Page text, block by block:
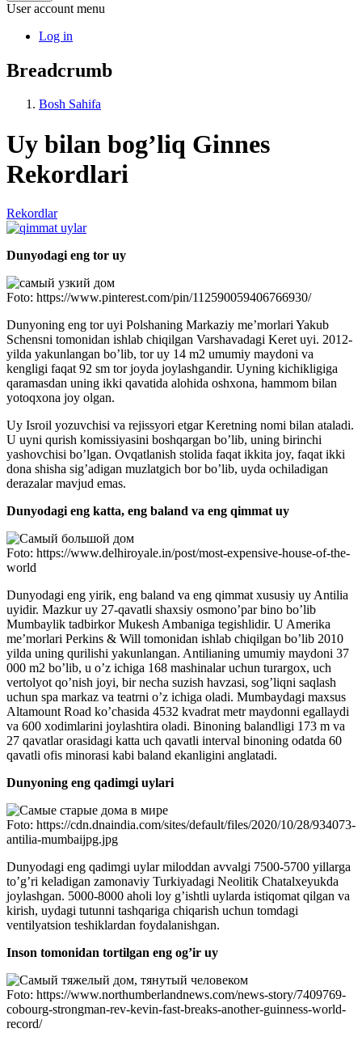
User account menu
Log in
Breadcrumb
Bosh Sahifa
Uy bilan bog’liq Ginnes
Rekordlari
Rekordlar
Dunyodagi eng tor uy
Foto: https://www.pinterest.com/pin/112590059406766930/
Dunyoning eng tor uyi Polshaning Markaziy me’morlari Yakub
Schensni tomonidan ishlab chiqilgan Varshavadagi Keret uyi. 2012-
yilda yakunlangan bo’lib, tor uy 14 m2 umumiy maydoni va
kengligi faqat 92 sm tor joyda joylashgandir. Uyning kichikligiga
qaramasdan uning ikki qavatida alohida oshxona, hammom bilan
yotoqxona joy olgan.
Uy Isroil yozuvchisi va rejissyori etgar Keretning nomi bilan ataladi.
U uyni qurish komissiyasini boshqargan bo’lib, uning birinchi
yashovchisi bo’lgan. Ovqatlanish stolida faqat ikkita joy, faqat ikki
dona shisha sig’adigan muzlatgich bor bo’lib, uyda ochiladigan
derazalar mavjud emas.
Dunyodagi eng katta, eng baland va eng qimmat uy
Foto: https://www.delhiroyale.in/post/most-expensive-house-of-the-
world
Dunyodagi eng yirik, eng baland va eng qimmat xususiy uy Antilia
uyidir. Mazkur uy 27-qavatli shaxsiy osmono’par bino bo’lib
Mumbaylik tadbirkor Mukesh Ambaniga tegishlidir. U Amerika
me’morlari Perkins & Will tomonidan ishlab chiqilgan bo’lib 2010
yilda uning qurilishi yakunlangan. Antilianing umumiy maydoni 37
000 m2 bo’lib, u o’z ichiga 168 mashinalar uchun turargox, uch
vertolyot qo’nish joyi, bir necha suzish havzasi, sog’liqni saqlash
uchun spa markaz va teatrni o’z ichiga oladi. Mumbaydagi maxsus
Altamount Road ko’chasida 4532 kvadrat metr maydonni egallaydi
va 600 xodimlarini joylashtira oladi. Binoning balandligi 173 m va
27 qavatlar orasidagi katta uch qavatli interval binoning odatda 60
qavatli ofis minorasi kabi baland ekanligini anglatadi.
Dunyoning eng qadimgi uylari
Foto: https://cdn.dnaindia.com/sites/default/files/2020/10/28/934073-
antilia-mumbaijpg.jpg
Dunyodagi eng qadimgi uylar miloddan avvalgi 7500-5700 yillarga
to’g’ri keladigan zamonaviy Turkiyadagi Neolitik Chatalxeyukda
joylashgan. 5000-8000 aholi loy g’ishtli uylarda istiqomat qilgan va
kirish, uydagi tutunni tashqariga chiqarish uchun tomdagi
ventilyatsion teshiklardan foydalanishgan.
Inson tomonidan tortilgan eng og’ir uy
Foto: https://www.northumberlandnews.com/news-story/7409769-
cobourg-strongman-rev-kevin-fast-breaks-another-guinness-world-
record/